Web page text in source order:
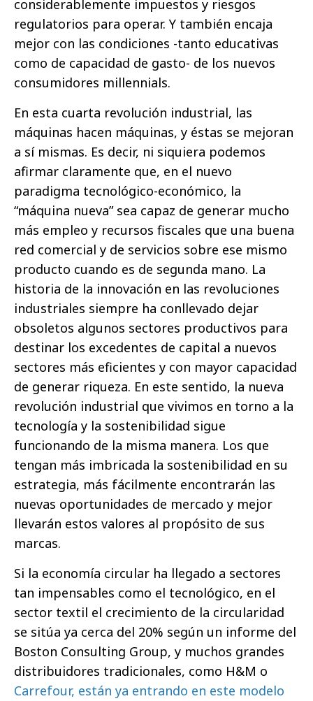
considerablemente impuestos y riesgos
regulatorios para operar. Y también encaja
mejor con las condiciones -tanto educativas
como de capacidad de gasto- de los nuevos
consumidores millennials.
En esta cuarta revolución industrial, las
máquinas hacen máquinas, y éstas se mejoran
a sí mismas. Es decir, ni siquiera podemos
afirmar claramente que, en el nuevo
paradigma tecnológico-económico, la
“máquina nueva” sea capaz de generar mucho
más empleo y recursos fiscales que una buena
red comercial y de servicios sobre ese mismo
producto cuando es de segunda mano. La
historia de la innovación en las revoluciones
industriales siempre ha conllevado dejar
obsoletos algunos sectores productivos para
destinar los excedentes de capital a nuevos
sectores más eficientes y con mayor capacidad
de generar riqueza. En este sentido, la nueva
revolución industrial que vivimos en torno a la
tecnología y la sostenibilidad sigue
funcionando de la misma manera. Los que
tengan más imbricada la sostenibilidad en su
estrategia, más fácilmente encontrarán las
nuevas oportunidades de mercado y mejor
llevarán estos valores al propósito de sus
marcas.
Si la economía circular ha llegado a sectores
tan impensables como el tecnológico, en el
sector textil el crecimiento de la circularidad
se sitúa ya cerca del 20% según un informe del
Boston Consulting Group, y muchos grandes
distribuidores tradicionales, como H&M o
Carrefour, están ya entrando en este modelo